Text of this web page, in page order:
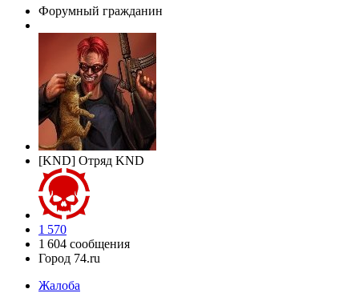
Форумный гражданин
[KND] Отряд KND
1 570
1 604 сообщения
Город 74.ru
Жалоба